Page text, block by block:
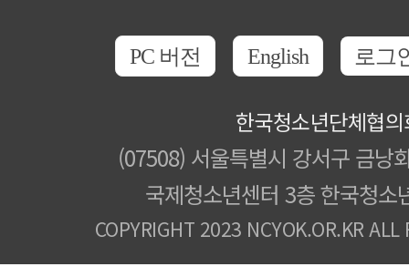
PC 버전 English 로그
한국청소년단체협
(07508) 서울특별시 강서구 금낭
국제청소년센터 3층 한국청소
COPYRIGHT 2023 NCYOK.OR.KR ALL